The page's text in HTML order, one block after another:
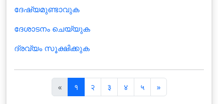
ദേഷ്യമുണ്ടാവുക
ദേശാടനം ചെയ്യുക
ദ്രവ്യം സൂക്ഷിക്കുക
«पि
छ
१ २ ३ ४ ५ »अ
ग